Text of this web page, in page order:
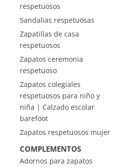
respetuosos
Sandalias respetuosas
Zapatillas de casa
respetuosos
Zapatos ceremonia
respetuoso
Zapatos colegiales
respetuosos para niño y
niña | Calzado escolar
barefoot
Zapatos respetuosos mujer
COMPLEMENTOS
Adornos para zapatos